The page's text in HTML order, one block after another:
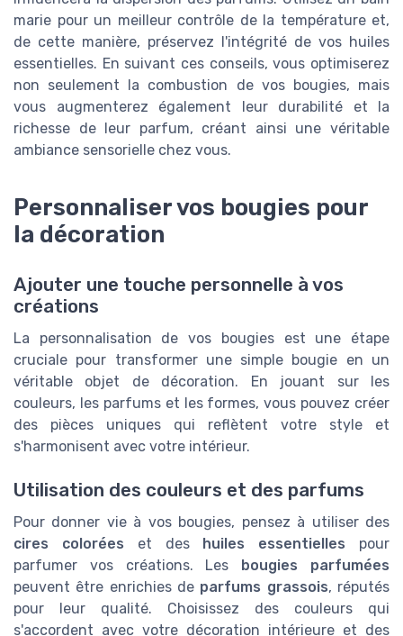
marie pour un meilleur contrôle de la température et,
de cette manière, préservez l'intégrité de vos huiles
essentielles. En suivant ces conseils, vous optimiserez
non seulement la combustion de vos bougies, mais
vous augmenterez également leur durabilité et la
richesse de leur parfum, créant ainsi une véritable
ambiance sensorielle chez vous.
Personnaliser vos bougies pour
la décoration
Ajouter une touche personnelle à vos
créations
La personnalisation de vos bougies est une étape
cruciale pour transformer une simple bougie en un
véritable objet de décoration. En jouant sur les
couleurs, les parfums et les formes, vous pouvez créer
des pièces uniques qui reflètent votre style et
s'harmonisent avec votre intérieur.
Utilisation des couleurs et des parfums
Pour donner vie à vos bougies, pensez à utiliser des
cires colorées et des huiles essentielles pour
parfumer vos créations. Les bougies parfumées
peuvent être enrichies de parfums grassois, réputés
pour leur qualité. Choisissez des couleurs qui
s'accordent avec votre décoration intérieure et des